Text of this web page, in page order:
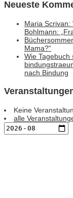
Neueste
Maria
Bohlmann:
Mama?“
Wie Tagebuch
nach Bindung
Keine
alle